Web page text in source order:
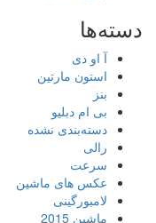
دسته‌ها
آ او دی
استون مارتین
بنز
بی ام دبلیو
دسته‌بندی نشده
رالی
سرعت
عکس های ماشین
لامبورگینی
ماشین 2015